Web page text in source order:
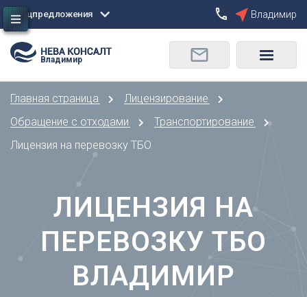
Сбросить
Москва
Санкт-Петербург
Астрахань
Барнаул
Белгород
Брянск
В
Владивосток
Владикавказ
О
Орел
Оренбург
Р
Рязань
С
Самара
Спецпредложения Владимир
Владимир
Главная страница
Лицензирование
Обращение с отходами
Транспортирование
Лицензия на перевозку ТБО
ЛИЦЕНЗИЯ НА
ПЕРЕВОЗКУ ТБО
ВЛАДИМИР